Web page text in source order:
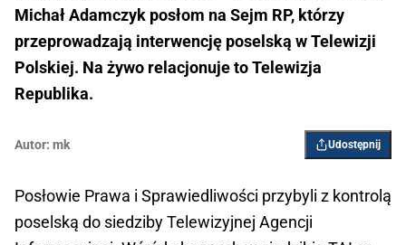
Michał Adamczyk posłom na Sejm RP, którzy
przeprowadzają interwencję poselską w Telewizji
Polskiej. Na żywo relacjonuje to Telewizja
Republika.
Autor: mk Udostępnij
Posłowie Prawa i Sprawiedliwości przybyli z kontrolą
poselską do siedziby Telewizyjnej Agencji